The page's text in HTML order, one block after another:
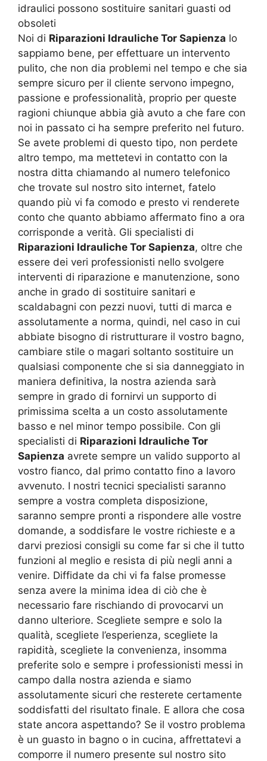
idraulici possono sostituire sanitari guasti od
obsoleti
Noi di Riparazioni Idrauliche Tor Sapienza lo
sappiamo bene, per effettuare un intervento
pulito, che non dia problemi nel tempo e che sia
sempre sicuro per il cliente servono impegno,
passione e professionalità, proprio per queste
ragioni chiunque abbia già avuto a che fare con
noi in passato ci ha sempre preferito nel futuro.
Se avete problemi di questo tipo, non perdete
altro tempo, ma mettetevi in contatto con la
nostra ditta chiamando al numero telefonico
che trovate sul nostro sito internet, fatelo
quando più vi fa comodo e presto vi renderete
conto che quanto abbiamo affermato fino a ora
corrisponde a verità. Gli specialisti di
Riparazioni Idrauliche Tor Sapienza, oltre che
essere dei veri professionisti nello svolgere
interventi di riparazione e manutenzione, sono
anche in grado di sostituire sanitari e
scaldabagni con pezzi nuovi, tutti di marca e
assolutamente a norma, quindi, nel caso in cui
abbiate bisogno di ristrutturare il vostro bagno,
cambiare stile o magari soltanto sostituire un
qualsiasi componente che si sia danneggiato in
maniera definitiva, la nostra azienda sarà
sempre in grado di fornirvi un supporto di
primissima scelta a un costo assolutamente
basso e nel minor tempo possibile. Con gli
specialisti di Riparazioni Idrauliche Tor
Sapienza avrete sempre un valido supporto al
vostro fianco, dal primo contatto fino a lavoro
avvenuto. I nostri tecnici specialisti saranno
sempre a vostra completa disposizione,
saranno sempre pronti a rispondere alle vostre
domande, a soddisfare le vostre richieste e a
darvi preziosi consigli su come far si che il tutto
funzioni al meglio e resista di più negli anni a
venire. Diffidate da chi vi fa false promesse
senza avere la minima idea di ciò che è
necessario fare rischiando di provocarvi un
danno ulteriore. Scegliete sempre e solo la
qualità, scegliete l’esperienza, scegliete la
rapidità, scegliete la convenienza, insomma
preferite solo e sempre i professionisti messi in
campo dalla nostra azienda e siamo
assolutamente sicuri che resterete certamente
soddisfatti del risultato finale. E allora che cosa
state ancora aspettando? Se il vostro problema
è un guasto in bagno o in cucina, affrettatevi a
comporre il numero presente sul nostro sito